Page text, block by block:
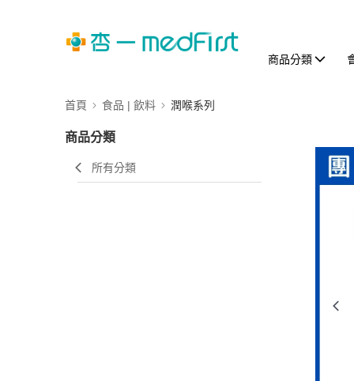
商品分類
首頁 食品 | 飲料 潤喉系列
商品分類
所有分類